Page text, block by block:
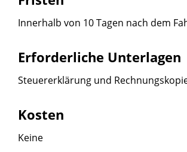
Innerhalb von 10 Tagen nach dem
Erforderliche Unterlagen
Steuererklärung und
Kosten
Keine